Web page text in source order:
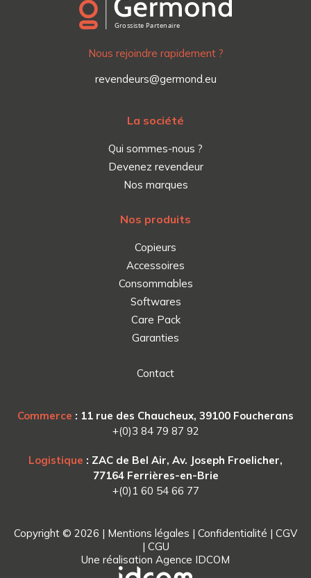
Nous rejoindre rapidement ?
revendeurs@germond.eu
La société
Qui sommes-nous ?
Devenez revendeur
Nos marques
Nos produits
Copieurs
Accessoires
Consommables
Softwares
Care Pack
Garanties
Contact
Commerce : 11 rue des Chaucheux, 39100 Foucherans
+(0)3 84 79 87 92
Logistique : ZAC de Bel Air, Av. Joseph Froelicher,
77164 Ferrières-en-Brie
+(0)1 60 54 66 77
Copyright © 2026 | Mentions légales | Confidentialité | CGV
| CGU
Une réalisation Agence IDCOM